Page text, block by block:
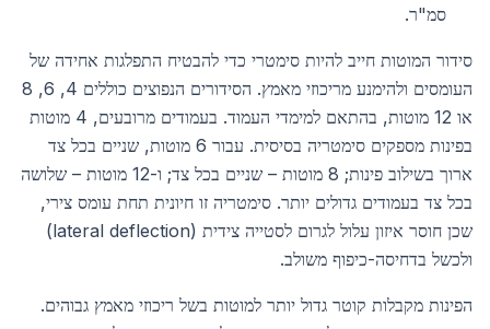
סמ"ר.
סידור המוטות חייב להיות סימטרי כדי להבטיח התפלגות אחידה של
העומסים ולהימנע מריכוזי מאמץ. הסידורים הנפוצים כוללים 4, 6, 8
או 12 מוטות, בהתאם למימדי העמוד. בעמודים מרובעים, 4 מוטות
בפינות מספקים סימטריה בסיסית. עבור 6 מוטות, שניים בכל צד
ארוך בשילוב פינות; 8 מוטות – שניים בכל צד; ו-12 מוטות – שלושה
בכל צד בעמודים גדולים יותר. סימטריה זו חיונית תחת עומס צירי,
שכן חוסר איזון עלול לגרום לסטייה צידית (lateral deflection)
ולכשל בדחיסה-כיפוף משולב.
הפינות מקבלות קוטר גדול יותר למוטות בשל ריכוזי מאמץ גבוהים.